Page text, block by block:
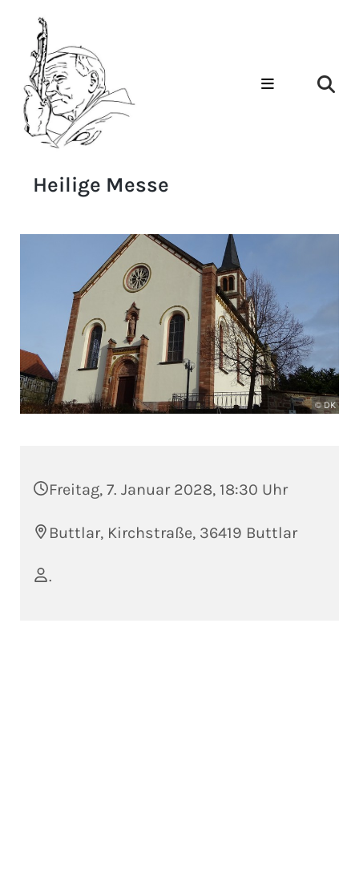
Heilige Messe
© DK
Freitag, 7. Januar 2028, 18:30 Uhr
Buttlar, Kirchstraße, 36419 Buttlar
.